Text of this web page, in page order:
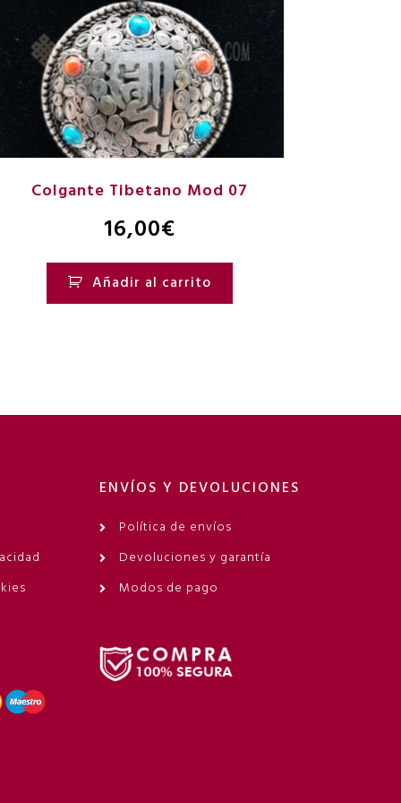
Colgante Tibetano Mod 07
16,00€
Añadir al carrito
ENVÍOS Y DEVOLUCIONES
Política de envíos
Devoluciones y garantía
Modos de pago